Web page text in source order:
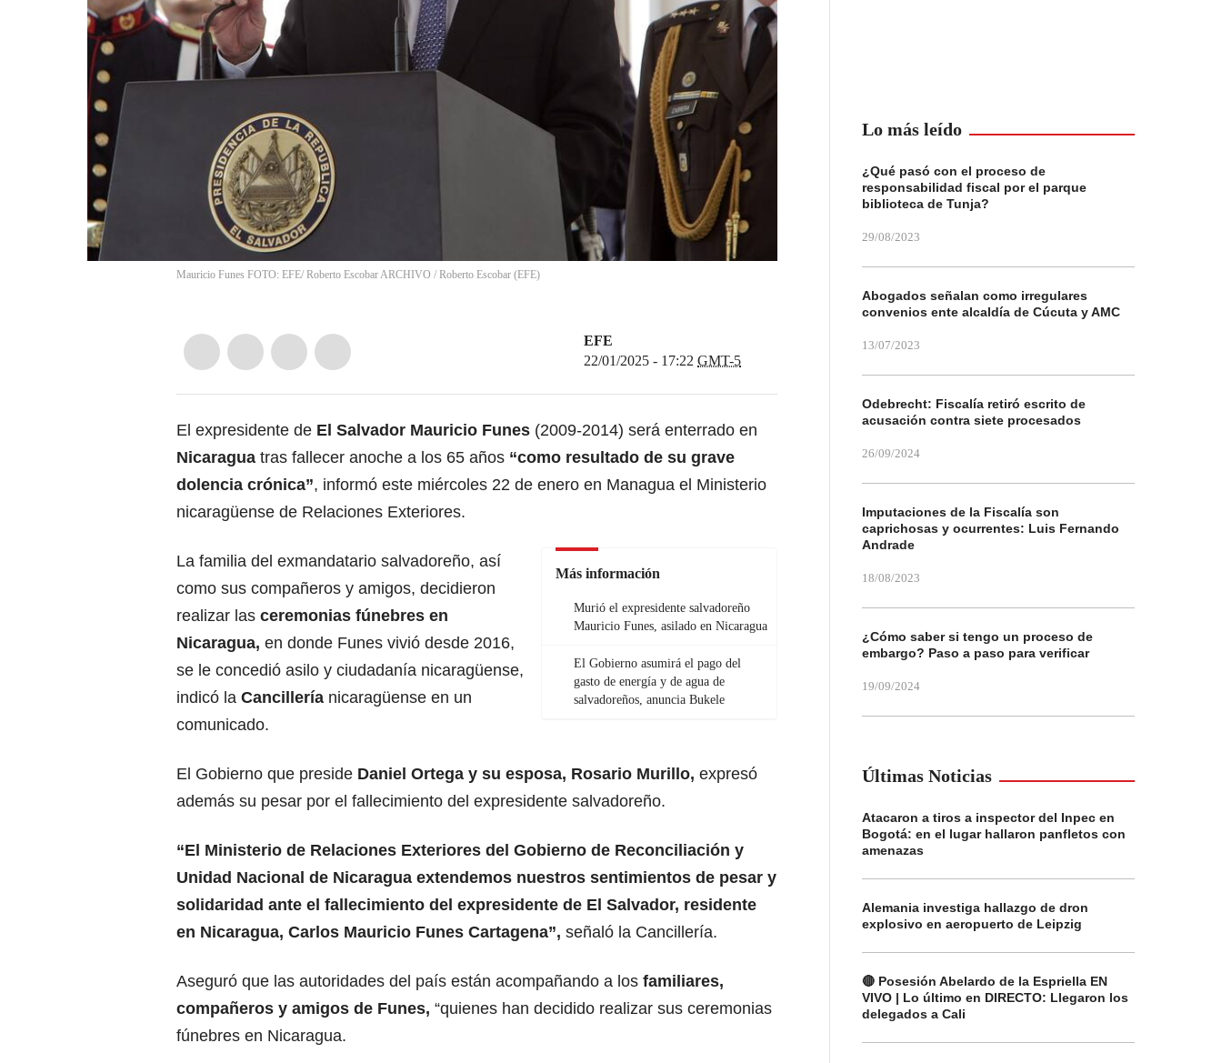
Mauricio Funes FOTO: EFE/ Roberto Escobar ARCHIVO / Roberto Escobar (EFE)
EFE
22/01/2025 - 17:22 GMT-5
El expresidente de El Salvador Mauricio Funes (2009-2014) será enterrado en
Nicaragua tras fallecer anoche a los 65 años “como resultado de su grave
dolencia crónica”, informó este miércoles 22 de enero en Managua el Ministerio
nicaragüense de Relaciones Exteriores.
Más información
Murió el expresidente salvadoreño
Mauricio Funes, asilado en Nicaragua
El Gobierno asumirá el pago del
gasto de energía y de agua de
salvadoreños, anuncia Bukele
La familia del exmandatario salvadoreño, así
como sus compañeros y amigos, decidieron
realizar las ceremonias fúnebres en
Nicaragua, en donde Funes vivió desde 2016,
se le concedió asilo y ciudadanía nicaragüense,
indicó la Cancillería nicaragüense en un
comunicado.
El Gobierno que preside Daniel Ortega y su esposa, Rosario Murillo, expresó
además su pesar por el fallecimiento del expresidente salvadoreño.
“El Ministerio de Relaciones Exteriores del Gobierno de Reconciliación y
Unidad Nacional de Nicaragua extendemos nuestros sentimientos de pesar y
solidaridad ante el fallecimiento del expresidente de El Salvador, residente
en Nicaragua, Carlos Mauricio Funes Cartagena”, señaló la Cancillería.
Aseguró que las autoridades del país están acompañando a los familiares,
compañeros y amigos de Funes, “quienes han decidido realizar sus ceremonias
fúnebres en Nicaragua.
Lo más leído
¿Qué pasó con el proceso de
responsabilidad fiscal por el parque
biblioteca de Tunja?
29/08/2023
Abogados señalan como irregulares
convenios ente alcaldía de Cúcuta y AMC
13/07/2023
Odebrecht: Fiscalía retiró escrito de
acusación contra siete procesados
26/09/2024
Imputaciones de la Fiscalía son
caprichosas y ocurrentes: Luis Fernando
Andrade
18/08/2023
¿Cómo saber si tengo un proceso de
embargo? Paso a paso para verificar
19/09/2024
Últimas Noticias
Atacaron a tiros a inspector del Inpec en
Bogotá: en el lugar hallaron panfletos con
amenazas
Alemania investiga hallazgo de dron
explosivo en aeropuerto de Leipzig
🔴 Posesión Abelardo de la Espriella EN
VIVO | Lo último en DIRECTO: Llegaron los
delegados a Cali